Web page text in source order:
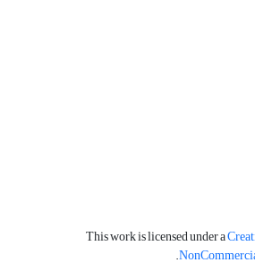
This work is licensed under a
.